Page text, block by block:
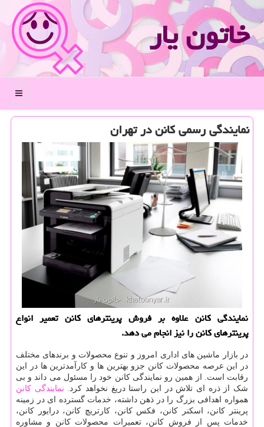
خاتون یار
منو
نمایندگی رسمی كانن در تهران
نمایندگی كانن علاوه بر فروش پرینترهای كانن تعمیر انواع
پرینترهای كانن را نیز انجام می دهد.
در بازار ماشین های اداری امروز و تنوع محصولات و برندهای مختلف
در این عرصه محصولات کانن جزو بهترین ها و کارآمدترین ها در این
رقابت است. از همین رو نمایندگی کانن خود را مسئول می داند و بی
شک از ذره ای تلاش در این راستا دریغ نخواهد کرد
. نمایندگی کانن
همواره اهدافی بزرگ را در ذهن داشته، خدمات گسترده ای در زمینه
پرینتر کانن، اسکنر کانن، فکس کانن، کارتریچ کانن، درایور کانن،
خدمات پس از فروش کانن، تعمیرات محصولات کانن و مشاوره